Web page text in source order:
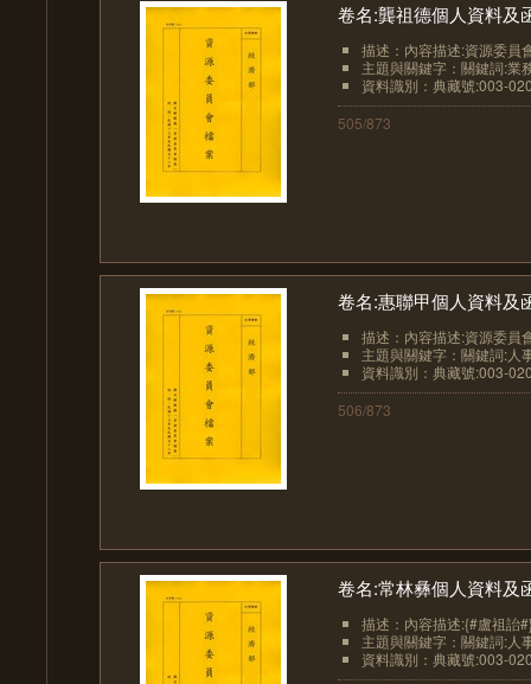
卷名:龔祖德個人資料及
描述：內容描述:資源委員
主題與關鍵字：關鍵詞:業
資料識別：典藏號:003-
505/873
卷名:惠聯甲個人資料及
描述：內容描述:資源委員
主題與關鍵字：關鍵詞:人
資料識別：典藏號:003-
506/873
卷名:常林彝個人資料及
描述：內容描述:{#盧祖詒
主題與關鍵字：關鍵詞:人
資料識別：典藏號:003-